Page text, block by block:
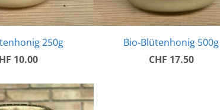
250g
10.00
Bio-Blütenhonig 500g
CHF 17.50